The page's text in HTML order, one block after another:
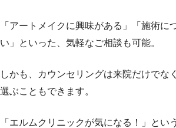
「アートメイクに興味がある」「施術に
い」といった、気軽なご相談も可能。
しかも、カウンセリングは来院だけでな
選ぶこともできます。
「エルムクリニックが気になる！」とい